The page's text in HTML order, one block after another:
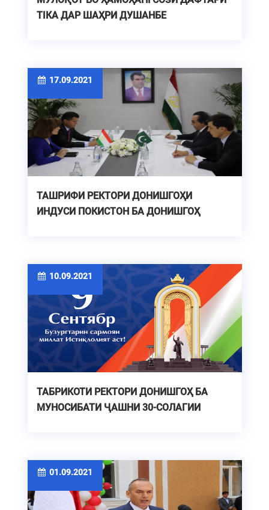
ТIКА ДАР ШАҲРИ ДУШАНБЕ
17.09.2021
ТАШРИФИ РЕКТОРИ ДОНИШГОҲИ
ИНДУСИ ПОКИСТОН БА ДОНИШГОҲ
10.09.2021
ТАБРИКОТИ РЕКТОРИ ДОНИШГОҲ БА
МУНОСИБАТИ ҶАШНИ 30-СОЛАГИИ
01.09.2021